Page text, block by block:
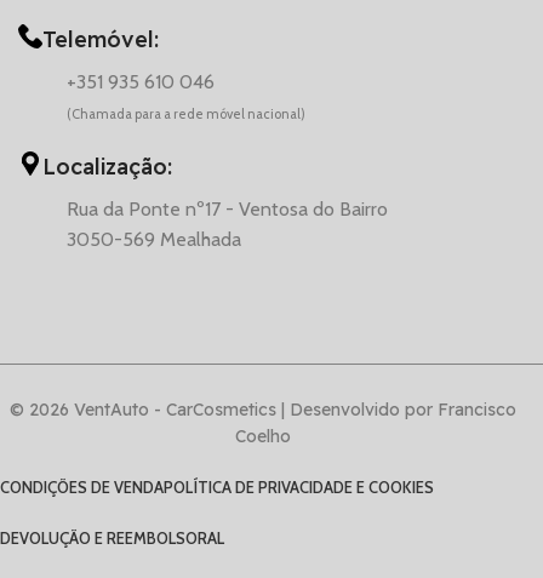
Telemóvel:
+351 935 610 046
(Chamada para a rede móvel nacional)
Localização:
Rua da Ponte nº17 - Ventosa do Bairro
3050-569 Mealhada
© 2026 VentAuto - CarCosmetics | Desenvolvido por Francisco
Coelho
CONDIÇÕES DE VENDAPOLÍTICA DE PRIVACIDADE E COOKIES
DEVOLUÇÃO E REEMBOLSORAL